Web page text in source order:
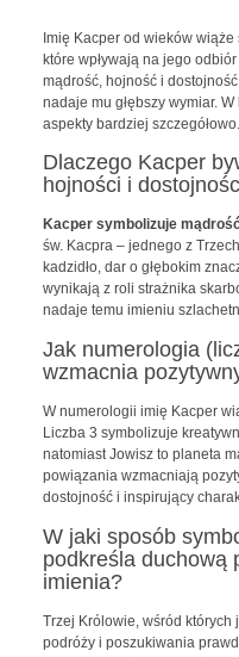
Imię Kacper od wieków wiąże
które wpływają na jego
mądrość, hojność i
nadaje mu głębszy wymiar.
aspekty bardziej szczegółowo.
Dlaczego Kacper
hojności i
Kacper symbolizuje
św. Kacpra – jednego z
kadzidło, dar o głębokim
wynikają z roli strażnika
nadaje temu imieniu
Jak numerologia
wzmacnia
W numerologii imię Kacper
Liczba 3 symbolizuje
natomiast Jowisz to planeta
powiązania wzmacniają
dostojność i inspirujący
W jaki sposób
podkreśla duchową
imienia?
Trzej Królowie, wśród których
podróży i poszukiwania